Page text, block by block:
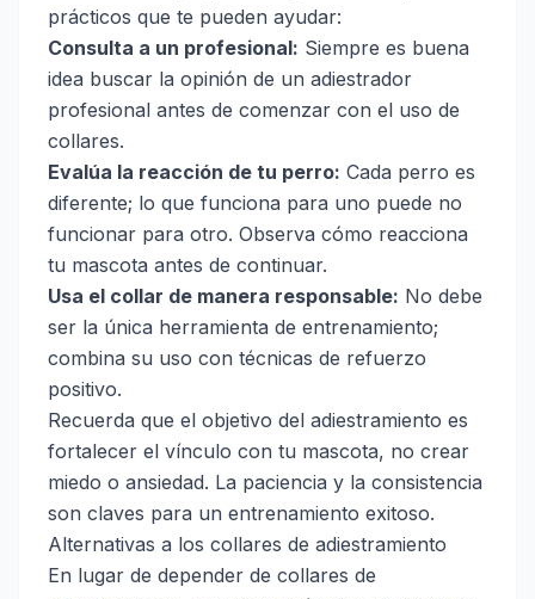
prácticos que te pueden ayudar:
Consulta a un profesional: Siempre es buena
idea buscar la opinión de un adiestrador
profesional antes de comenzar con el uso de
collares.
Evalúa la reacción de tu perro: Cada perro es
diferente; lo que funciona para uno puede no
funcionar para otro. Observa cómo reacciona
tu mascota antes de continuar.
Usa el collar de manera responsable: No debe
ser la única herramienta de entrenamiento;
combina su uso con técnicas de refuerzo
positivo.
Recuerda que el objetivo del adiestramiento es
fortalecer el vínculo con tu mascota, no crear
miedo o ansiedad. La paciencia y la consistencia
son claves para un entrenamiento exitoso.
Alternativas a los collares de adiestramiento
En lugar de depender de collares de